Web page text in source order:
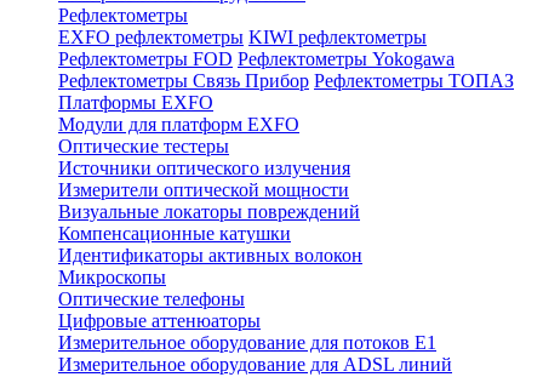
Рефлектометры
EXFO рефлектометры KIWI рефлектометры
Рефлектометры FOD Рефлектометры Yokogawa
Рефлектометры Связь Прибор Рефлектометры ТОПАЗ
Платформы EXFO
Модули для платформ EXFO
Оптические тестеры
Источники оптического излучения
Измерители оптической мощности
Визуальные локаторы повреждений
Компенсационные катушки
Идентификаторы активных волокон
Микроскопы
Оптические телефоны
Цифровые аттенюаторы
Измерительное оборудование для потоков Е1
Измерительное оборудование для ADSL линий